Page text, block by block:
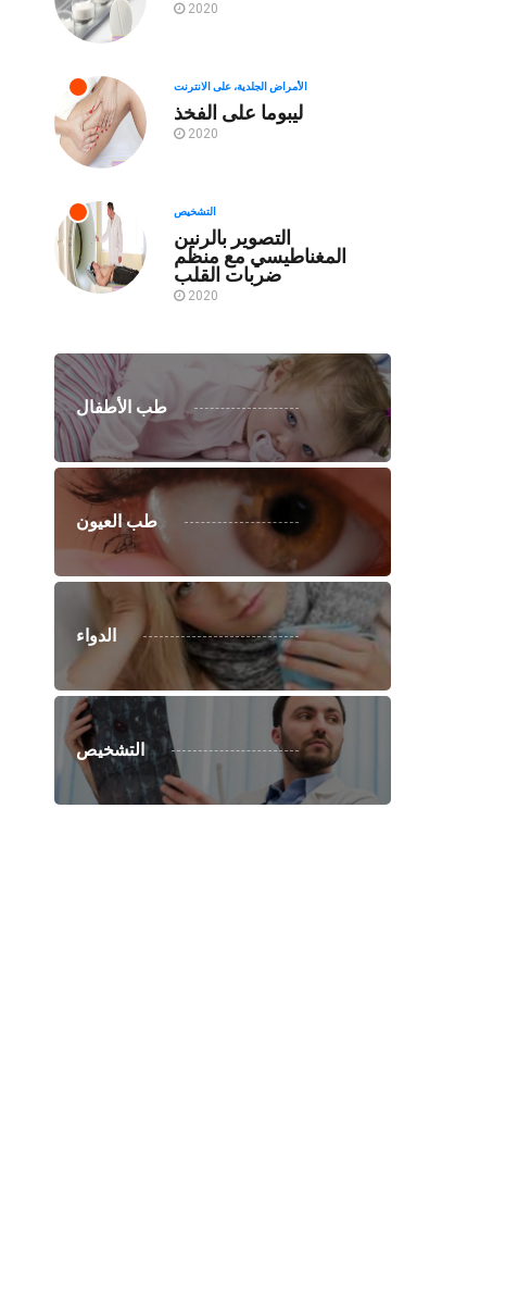
2020
الأمراض الجلدية، على الانترنت
ليبوما على الفخذ
2020
التشخيص
التصوير بالرنين
المغناطيسي مع منظم
ضربات القلب
2020
طب الأطفال
طب العيون
الدواء
التشخيص